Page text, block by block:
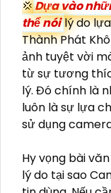
💢Dựa vào
thể nóilý do
Thành Phát
ảnh tuyệt vời
từ sự tương
lý. Đó chính là
luôn là sự lựa
sử dụng
Hy vọng bài
lý do tại sao